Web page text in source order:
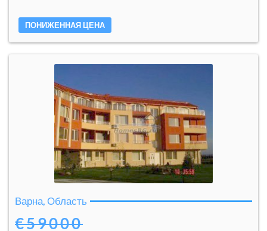
ПОНИЖЕННАЯ ЦЕНА
Варна, Область
€59000